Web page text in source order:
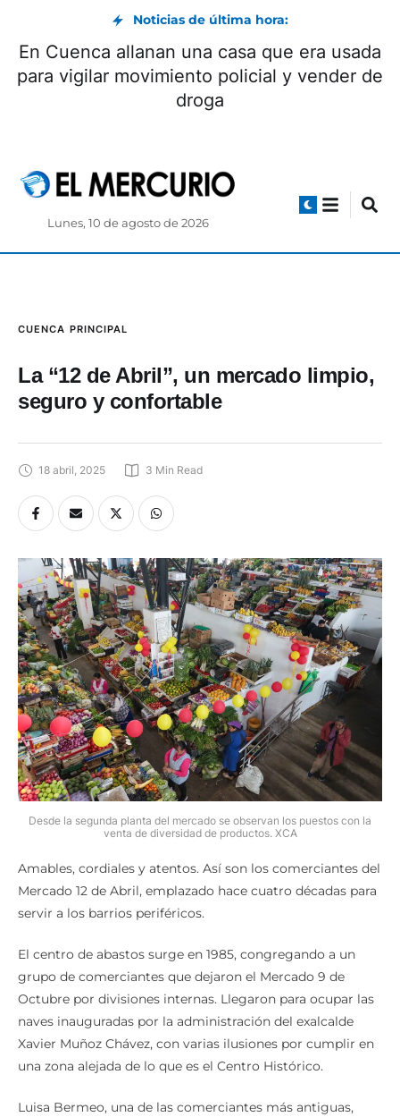
Noticias de última hora:
En Cuenca allanan una casa que era usada
para vigilar movimiento policial y vender de
droga
Lunes, 10 de agosto de 2026
CUENCA PRINCIPAL
La “12 de Abril”, un mercado limpio,
seguro y confortable
18 abril, 2025 3 Min Read
Desde la segunda planta del mercado se observan los puestos con la
venta de diversidad de productos. XCA
Amables, cordiales y atentos. Así son los comerciantes del
Mercado 12 de Abril, emplazado hace cuatro décadas para
servir a los barrios periféricos.
El centro de abastos surge en 1985, congregando a un
grupo de comerciantes que dejaron el Mercado 9 de
Octubre por divisiones internas. Llegaron para ocupar las
naves inauguradas por la administración del exalcalde
Xavier Muñoz Chávez, con varias ilusiones por cumplir en
una zona alejada de lo que es el Centro Histórico.
Luisa Bermeo, una de las comerciantes más antiguas,